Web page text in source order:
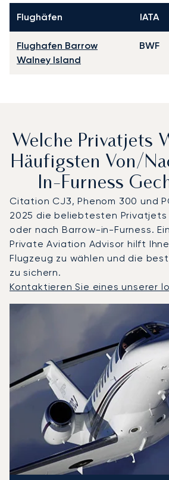
Flughäfen IATA
Flughafen Barrow
Walney Island
BWF
Welche Privatjets
Häufigsten Von/
In-Furness
Citation CJ3, Phenom 300 und
2025 die beliebtesten
oder nach Barrow-in-Furness.
Private Aviation Advisor hilft
Flugzeug zu wählen und die
zu sichern.
Kontaktieren Sie eines unserer
Foto des Flugzeugs